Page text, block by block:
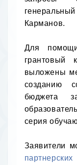
Карманов.
Для
грантовый
выложены
созданию
бюджета
серия
Заявители